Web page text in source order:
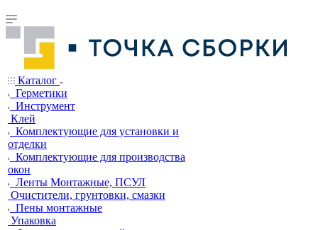
Каталог
Герметики
Инструмент
Клей
Комплектующие для установки и
отделки
Комплектующие для производства
окон
Ленты Монтажные, ПСУЛ
Очистители, грунтовки, смазки
Пены монтажные
Упаковка